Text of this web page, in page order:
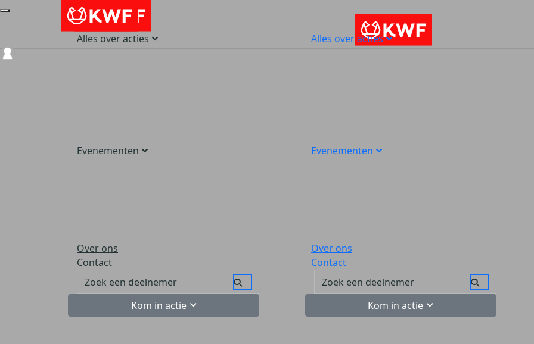
Alles over acties
Evenementen
Over ons
Contact
Kom in actie
Alles over acties
Evenementen
Over ons
Contact
Kom in actie